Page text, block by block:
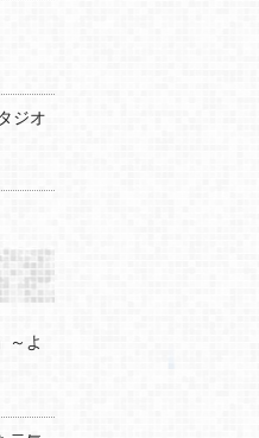
ジオ
～よ